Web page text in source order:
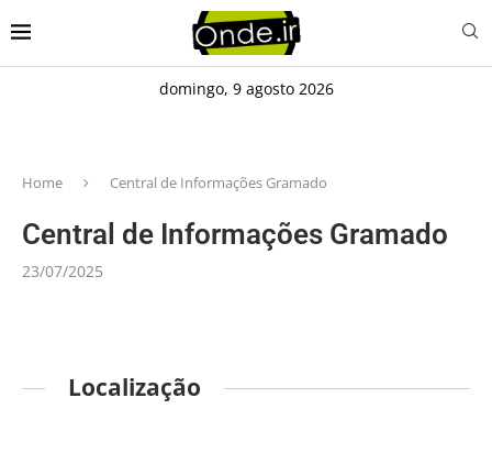
domingo, 9 agosto 2026
Home Central de Informações Gramado
Central de Informações Gramado
23/07/2025
Localização